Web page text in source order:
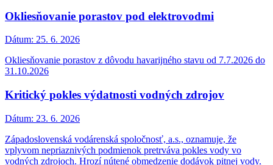
Okliesňovanie porastov pod elektrovodmi
Dátum: 25. 6. 2026
Okliesňovanie porastov z dôvodu havarijného stavu od 7.7.2026 do
31.10.2026
Kritický pokles výdatnosti vodných zdrojov
Dátum: 23. 6. 2026
Západoslovenská vodárenská spoločnosť, a.s., oznamuje, že
vplyvom nepriaznivých podmienok pretrváva pokles vody vo
vodných zdrojoch. Hrozí nútené obmedzenie dodávok pitnej vody.